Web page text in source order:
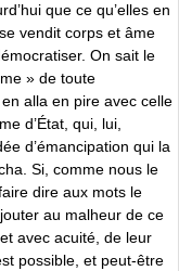
que ce qu’elles en
vendit corps et âme
On sait le
» de toute
alla en pire avec celle
d’État, qui, lui,
d’émancipation qui la
Si, comme nous le
dire aux mots le
au malheur de ce
avec acuité, de leur
possible, et peut-être